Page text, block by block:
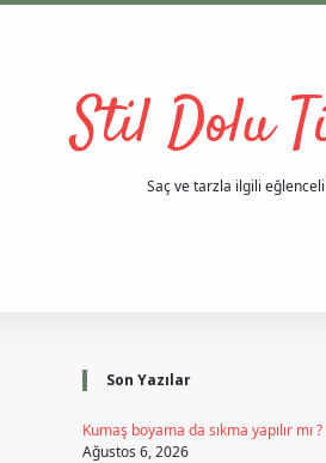
Stil Dolu
Saç ve tarzla ilgili
Sidebar
Son Yazılar
Kumaş boyama da sıkma yapılır mı ?
Ağustos 6, 2026